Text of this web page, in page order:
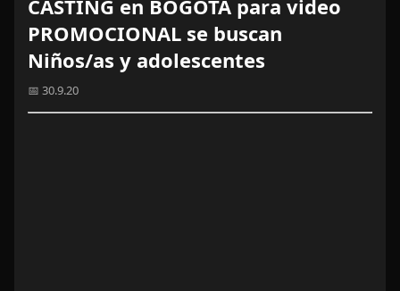
CASTING en BOGOTÁ para video
PROMOCIONAL se buscan
Niños/as y adolescentes
📅 30.9.20